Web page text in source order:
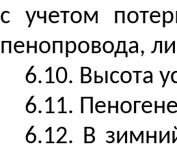
с учетом
пенопровода,
6.10. Высота
6.11.
6.12. В